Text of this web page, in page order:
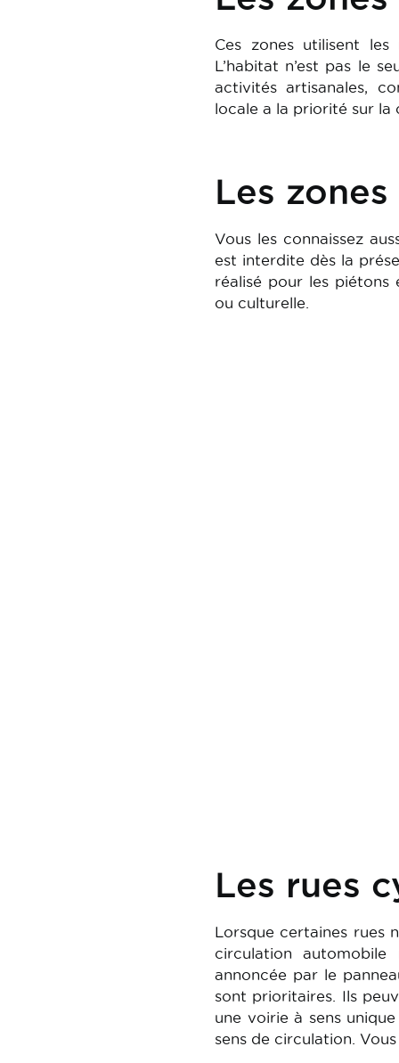
Ces zones utilisent les
L’habitat n’est pas le
activités artisanales,
locale a la priorité sur la
Les
Vous les connaissez
est interdite dès la
réalisé pour les
ou culturelle.
Les rues
Lorsque certaines rues
circulation
annoncée par le
sont prioritaires. Ils
une voirie à sens
sens de circulation.